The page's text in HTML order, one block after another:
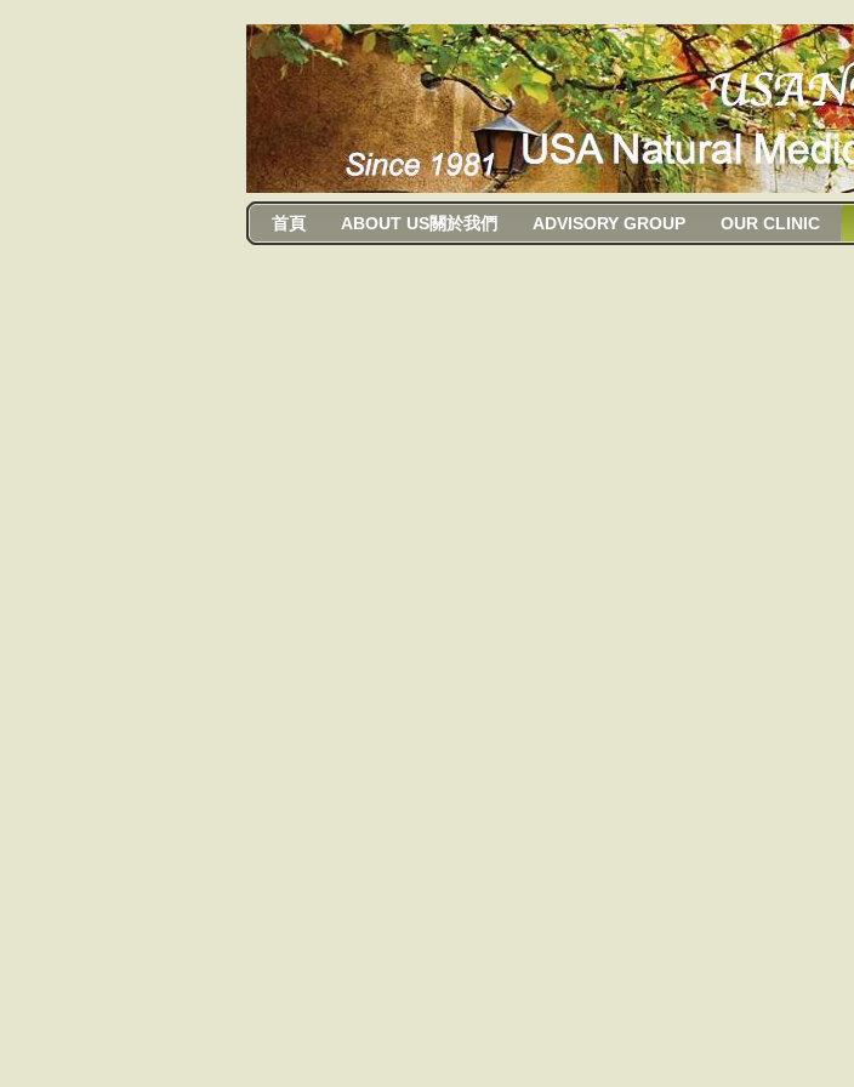
usanma
首頁 ABOUT US關於我們 ADVISORY GROUP OUR CLINIC